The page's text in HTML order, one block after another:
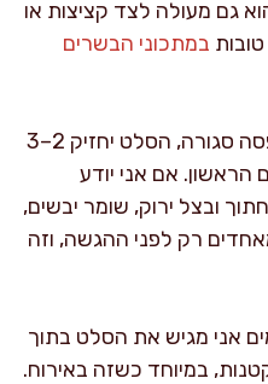
גם מעולה לצד קציצות או
במתכוני הבשרים
במקרר, בקופסה סגורה, הסלט יחזיק 2–3
הראשון. אם אני יודע
ובצל ירוק, שומר יבשים,
רק לפני ההגשה, וזה
אני מגיש את הסלט בתוך
במיוחד כשזה באירוח.